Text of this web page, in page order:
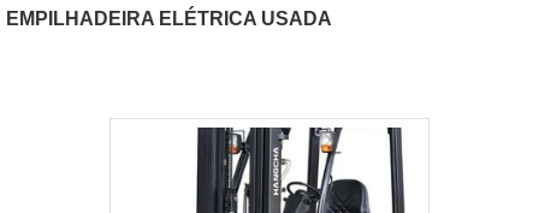
EMPILHADEIRA ELÉTRICA USADA